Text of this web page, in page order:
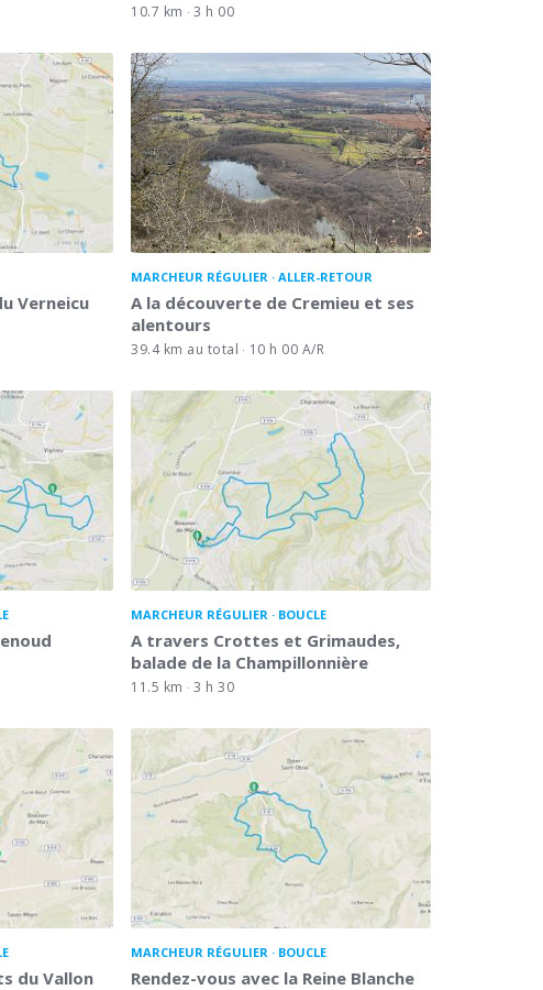
10.7 km 3 h 00
Verneicu
MARCHEUR RÉGULIER ALLER-RETOUR
A la découverte de Cremieu et ses
alentours
39.4 km au total 10 h 00 A/R
MARCHEUR RÉGULIER BOUCLE
A travers Crottes et Grimaudes,
balade de la Champillonnière
11.5 km 3 h 30
du Vallon
MARCHEUR RÉGULIER BOUCLE
Rendez-vous avec la Reine Blanche